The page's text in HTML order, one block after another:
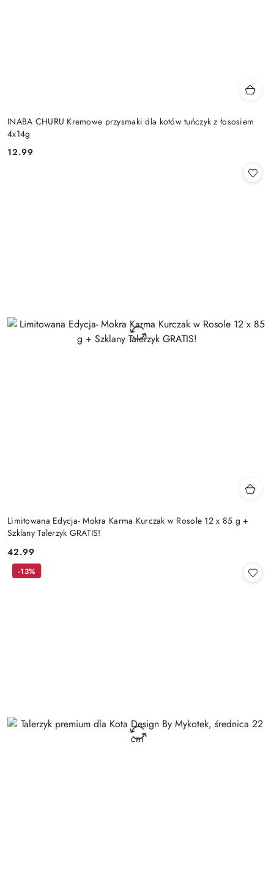
INABA CHURU Kremowe przysmaki dla kotów tuńczyk z łososiem
4x14g
Cena:
12.99
Limitowana Edycja- Mokra Karma Kurczak w Rosole 12 x 85 g +
Szklany Talerzyk GRATIS!
Cena:
42.99
-13%